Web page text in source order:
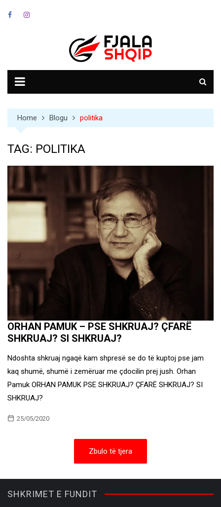
Home Blogu politika
TAG: POLITIKA
ORHAN PAMUK – PSE SHKRUAJ? ÇFARË
SHKRUAJ? SI SHKRUAJ?
Ndoshta shkruaj ngaqë kam shpresë se do të kuptoj pse jam
kaq shumë, shumë i zemëruar me çdocilin prej jush. Orhan
Pamuk ORHAN PAMUK PSE SHKRUAJ? ÇFARË SHKRUAJ? SI
SHKRUAJ?
25/05/2020
Zbulo të tjera
SHKRIMET E FUNDIT